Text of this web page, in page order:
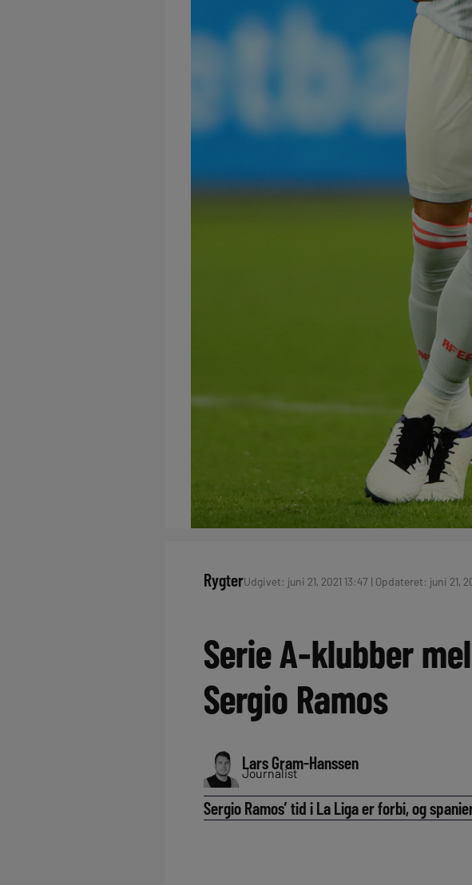
RygterUdgivet: juni 21, 2021 13:47 | Opdateret: juni 21,
Serie A-klubber
Sergio Ramos
Lars Gram-Hanssen
Journalist
Sergio Ramos’ tid i La Liga er forbi, og